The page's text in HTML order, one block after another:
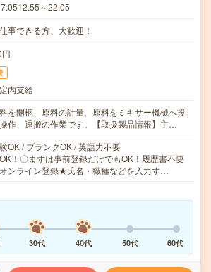
～22:05
事できる方、大歓迎！
内支給
を開梱、原料の計量、原料をミキサー機械へ投
作、運搬の作業です。【取扱製品情報】主…
OK / ブランクOK / 英語力不要
！〇まずは事前登録だけでもOK！履歴書不要
ンライン登録★氏名・職種などを入力す…
30代 40代 50代 60代